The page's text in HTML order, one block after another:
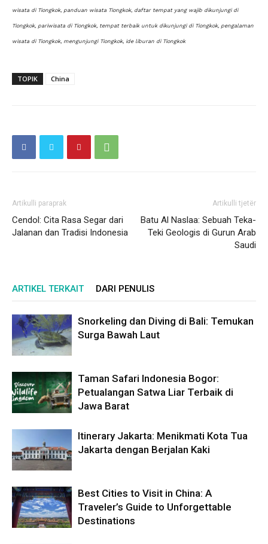
wisata di Tiongkok, panduan wisata Tiongkok, daftar tempat yang wajib dikunjungi di
Tiongkok, pariwisata di Tiongkok, tempat terbaik untuk dikunjungi di Tiongkok, pengalaman
wisata di Tiongkok, mengunjungi Tiongkok, ide liburan di Tiongkok
TOPIK China
Artikulli paraprak
Cendol: Cita Rasa Segar dari
Jalanan dan Tradisi Indonesia
Artikulli tjetër
Batu Al Naslaa: Sebuah Teka-
Teki Geologis di Gurun Arab
Saudi
ARTIKEL TERKAIT DARI PENULIS
Snorkeling dan Diving di Bali: Temukan
Surga Bawah Laut
Taman Safari Indonesia Bogor:
Petualangan Satwa Liar Terbaik di
Jawa Barat
Itinerary Jakarta: Menikmati Kota Tua
Jakarta dengan Berjalan Kaki
Best Cities to Visit in China: A
Traveler’s Guide to Unforgettable
Destinations